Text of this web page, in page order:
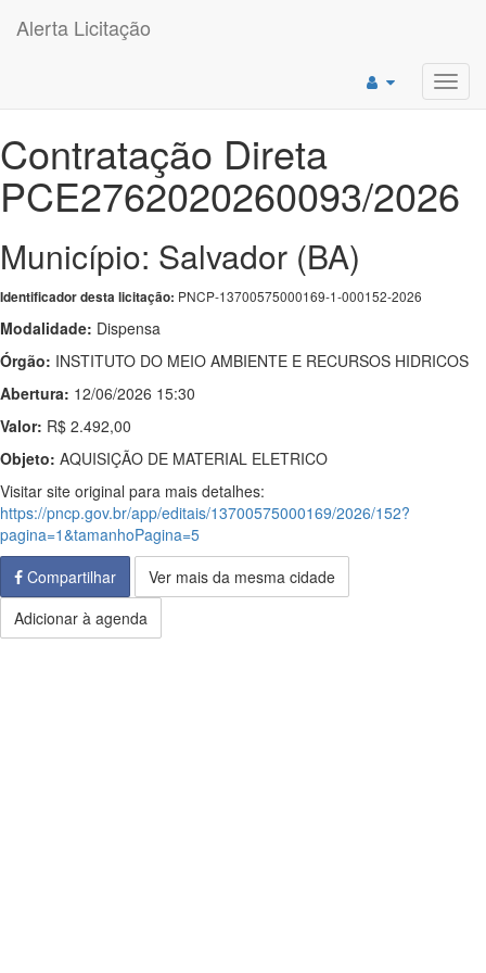
Alerta Licitação
Contratação Direta
PCE2762020260093/2026
Município: Salvador (BA)
Identificador desta licitação: PNCP-13700575000169-1-000152-2026
Modalidade: Dispensa
Órgão: INSTITUTO DO MEIO AMBIENTE E RECURSOS HIDRICOS
Abertura: 12/06/2026 15:30
Valor: R$ 2.492,00
Objeto: AQUISIÇÃO DE MATERIAL ELETRICO
Visitar site original para mais detalhes:
https://pncp.gov.br/app/editais/13700575000169/2026/152?
pagina=1&tamanhoPagina=5
Compartilhar
Ver mais da mesma cidade
Adicionar à agenda